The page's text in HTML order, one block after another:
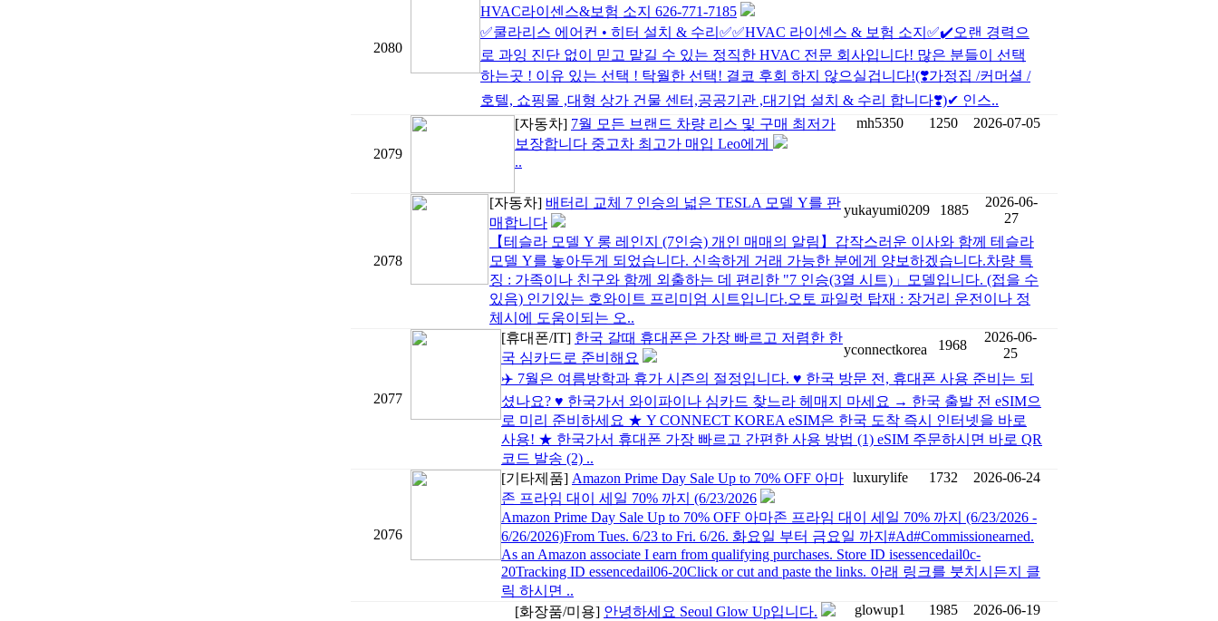
2080
HVAC라이센스&보험 소지 626-771-7185
✅쿨라리스 에어컨 • 히터 설치 & 수리✅✅HVAC 라이센스 & 보험 소지✅✔️오랜 경력으
로 과잉 진단 없이 믿고 맡길 수 있는 정직한 HVAC 전문 회사입니다! 많은 분들이 선택
하는곳 ! 이유 있는 선택 ! 탁월한 선택! 결코 후회 하지 않으실겁니다!(❣️가정집 /커머셜 /
호텔, 쇼핑몰 ,대형 상가 건물 센터,공공기관 ,대기업 설치 & 수리 합니다❣️)✔ 인스..
2079
[자동차] 7월 모든 브랜드 차량 리스 및 구매 최저가
보장합니다 중고차 최고가 매입 Leo에게
mh5350 1250 2026-07-05
..
2078
[자동차] 배터리 교체 7 인승의 넓은 TESLA 모델 Y를 판
매합니다
yukayumi0209 1885
2026-06-
27
【테슬라 모델 Y 롱 레인지 (7인승) 개인 매매의 알림】갑작스러운 이사와 함께 테슬라
모델 Y를 놓아두게 되었습니다. 신속하게 거래 가능한 분에게 양보하겠습니다.차량 특
징 : 가족이나 친구와 함께 외출하는 데 편리한 "7 인승(3열 시트)」모델입니다. (접을 수
있음) 인기있는 호와이트 프리미엄 시트입니다.오토 파일럿 탑재 : 장거리 운전이나 정
체시에 도움이되는 오..
2077
[휴대폰/IT] 한국 갈때 휴대폰은 가장 빠르고 저렴한 한
국 심카드로 준비해요
yconnectkorea 1968
2026-06-
25
✈️ 7월은 여름방학과 휴가 시즌의 절정입니다. ♥ 한국 방문 전, 휴대폰 사용 준비는 되
셨나요? ♥ 한국가서 와이파이나 심카드 찾느라 헤매지 마세요 → 한국 출발 전 eSIM으
로 미리 준비하세요 ★ Y CONNECT KOREA eSIM은 한국 도착 즉시 인터넷을 바로
사용! ★ 한국가서 휴대폰 가장 빠르고 간편한 사용 방법 (1) eSIM 주문하시면 바로 QR
코드 발송 (2) ..
2076
[기타제품] Amazon Prime Day Sale Up to 70% OFF 아마
존 프라임 대이 세일 70% 까지 (6/23/2026
luxurylife 1732 2026-06-24
Amazon Prime Day Sale Up to 70% OFF 아마존 프라임 대이 세일 70% 까지 (6/23/2026 -
6/26/2026)From Tues. 6/23 to Fri. 6/26. 화요일 부터 금요일 까지#Ad#Commissionearned.
As an Amazon associate I earn from qualifying purchases. Store ID isessencedail0c-
20Tracking ID essencedail06-20Click or cut and paste the links. 아래 링크를 붓치시든지 클
릭 하시면 ..
[화장품/미용] 안녕하세요 Seoul Glow Up입니다. glowup1 1985 2026-06-19